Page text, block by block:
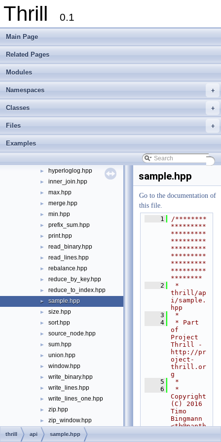
Thrill 0.1
Main Page
Related Pages
Modules
+
Namespaces
+
Classes
+
Files
Examples
►
context.hpp
► dia.hpp
► dia_node.hpp
►
► gather.hpp
► hyperloglog.hpp
► inner_join.hpp
► max.hpp
► merge.hpp
► min.hpp
► prefix_sum.hpp
► print.hpp
► read_binary.hpp
► read_lines.hpp
► rebalance.hpp
► reduce_by_key.hpp
► reduce_to_index.hpp
► sample.hpp
► size.hpp
► sort.hpp
► source_node.hpp
► sum.hpp
► union.hpp
► window.hpp
► write_binary.hpp
► write_lines.hpp
► write_lines_one.hpp
► zip.hpp
► zip_window.hpp
► zip_with_index.hpp
sample.hpp
Go to the documentation of
this file.
    1
/********
*********
*********
*********
*********
*********
*********
*********
********
    2
*
thrill/ap
i/sample.
hpp
    3
*
    4
* Part
of
Project
Thrill -
http://pr
oject-
thrill.or
g
    5
*
    6
*
Copyright
(C) 2016
Timo
Bingmann
<tb@panth
thrill api sample.hpp